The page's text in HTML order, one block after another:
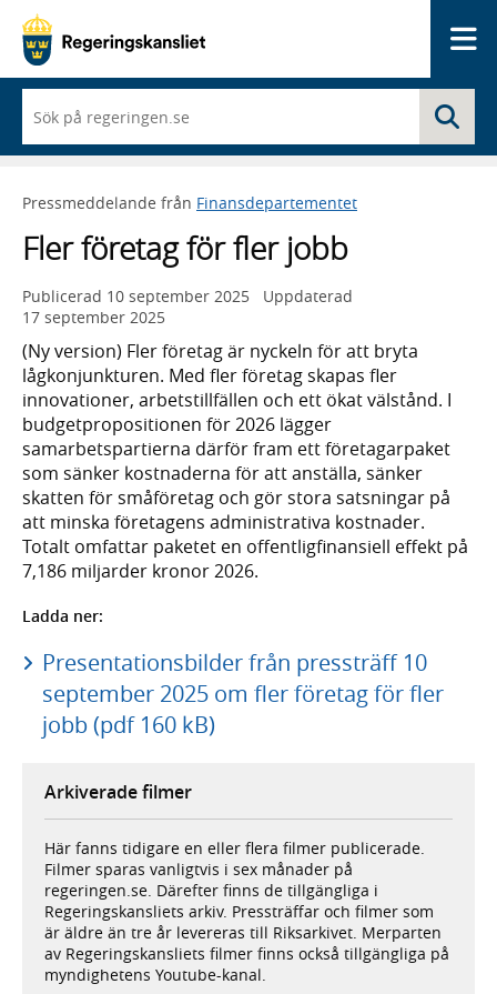
du
börjar
skriva
framträder
lista
med
sökförslag
Pressmeddelande från Finansdepartementet
Fler företag för fler jobb
Publicerad 10 september 2025
Uppdaterad
17 september 2025
(Ny version) Fler företag är nyckeln för att bryta
lågkonjunkturen. Med fler företag skapas fler
innovationer, arbetstillfällen och ett ökat välstånd. I
budgetpropositionen för 2026 lägger
samarbetspartierna därför fram ett företagarpaket
som sänker kostnaderna för att anställa, sänker
skatten för småföretag och gör stora satsningar på
att minska företagens administrativa kostnader.
Totalt omfattar paketet en offentligfinansiell effekt på
7,186 miljarder kronor 2026.
Ladda ner:
Presentationsbilder från pressträff 10
september 2025 om fler företag för fler
jobb (pdf 160 kB)
Arkiverade filmer
Här fanns tidigare en eller flera filmer publicerade.
Filmer sparas vanligtvis i sex månader på
regeringen.se. Därefter finns de tillgängliga i
Regeringskansliets arkiv. Pressträffar och filmer som
är äldre än tre år levereras till Riksarkivet. Merparten
av Regeringskansliets filmer finns också tillgängliga på
myndighetens Youtube-kanal.